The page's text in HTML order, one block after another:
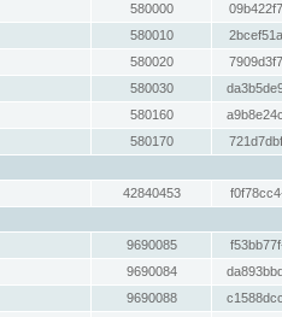
580000
580010
580020
580030
580160
580170
42840453
9690085
9690084
9690088